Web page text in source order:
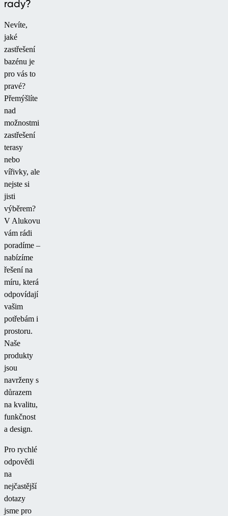
rady?
Nevíte,
jaké
zastřešení
bazénu je
pro vás to
pravé?
Přemýšlíte
nad
možnostmi
zastřešení
terasy
nebo
vířivky, ale
nejste si
jisti
výběrem?
V Alukovu
vám rádi
poradíme –
nabízíme
řešení na
míru, která
odpovídají
vašim
potřebám i
prostoru.
Naše
produkty
jsou
navrženy s
důrazem
na kvalitu,
funkčnost
a design.
Pro rychlé
odpovědi
na
nejčastější
dotazy
jsme pro